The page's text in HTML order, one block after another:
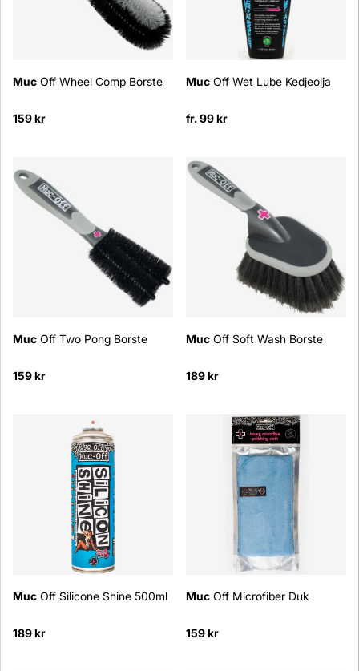
Muc Off Wheel Comp Borste
159 kr
Muc Off Wet Lube Kedjeolja
fr. 99 kr
Muc Off Two Pong Borste
159 kr
Muc Off Soft Wash Borste
189 kr
Muc Off Silicone Shine 500ml
189 kr
Muc Off Microfiber Duk
159 kr